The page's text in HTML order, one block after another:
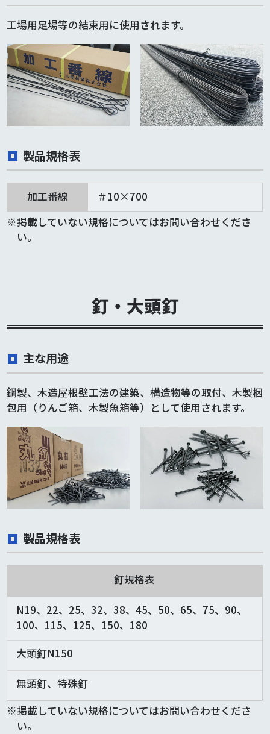
工場用足場等の結束用に使用されます。
製品規格表
加工番線
＃10×700
掲載していない規格についてはお問い合わせくださ
い。
釘・大頭釘
主な用途
鋼製、木造屋根壁工法の建築、構造物等の取付、木製梱
包用（りんご箱、木製魚箱等）として使用されます。
製品規格表
釘規格表
N19、22、25、32、38、45、50、65、75、90、
100、115、125、150、180
大頭釘N150
無頭釘、特殊釘
掲載していない規格についてはお問い合わせくださ
い。